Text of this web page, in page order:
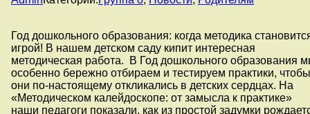
️Год дошкольного образования: когда методика
игрой! ️В нашем детском саду кипит интересная
методическая работа. В Год дошкольного образования
особенно бережно отбираем и тестируем практики, чтобы
они по-настоящему откликались в детских сердцах. На
«Методическом калейдоскопе: от замысла к практике»
наши педагоги показали, как из простой задумки